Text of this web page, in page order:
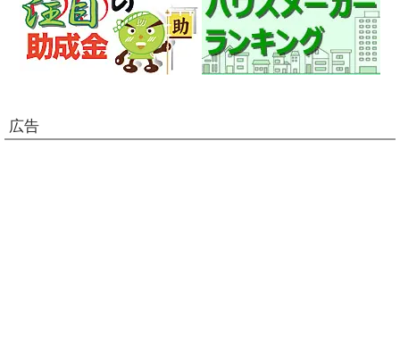
広告